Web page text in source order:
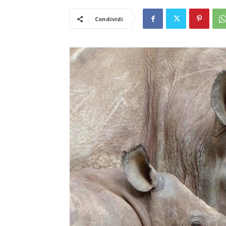
Condividi